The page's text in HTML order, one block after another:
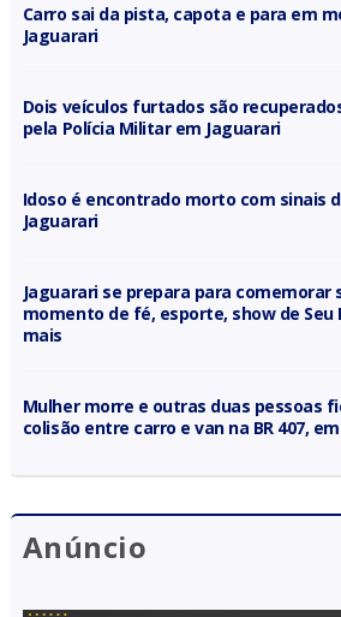
Carro sai da pista, capota e para em
Jaguarari
Dois veículos furtados são
pela Polícia Militar em Jaguarari
Idoso é encontrado morto com sinais
Jaguarari
Jaguarari se prepara para comemorar
momento de fé, esporte, show de
mais
Mulher morre e outras duas pessoas
colisão entre carro e van na BR 407,
Anúncio